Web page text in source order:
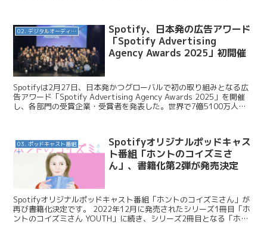
02. デジタルオーディオ広告（音声広告）
Spotify、日本発の広告アワード
「Spotify Advertising
Agency Awards 2025」初開催
Spotifyは2月27日、日本発かつグローバルで初の取り組みとなる広
告アワード「Spotify Advertising Agency Awards 2025」を開催
し、各部門の受賞企業・受賞者を発表した。世界で7億5100万人以
03. ポッドキャスト番組
Spotifyオリジナルポッドキャス
ト番組「ホントのコイズミさ
ん」、書籍化第2弾が発売決定
Spotifyオリジナルポッドキャスト番組「ホントのコイズミさん」が
再び書籍化決定です。 2022年12月に発売されたシリーズ1冊目「ホ
ントのコイズミさん YOUTH」に続き、シリーズ2冊目となる「ホン